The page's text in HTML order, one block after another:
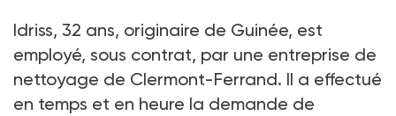
Idriss, 32 ans, originaire de Guinée, est
employé, sous contrat, par une entreprise de
nettoyage de Clermont-Ferrand. Il a effectué
en temps et en heure la demande de